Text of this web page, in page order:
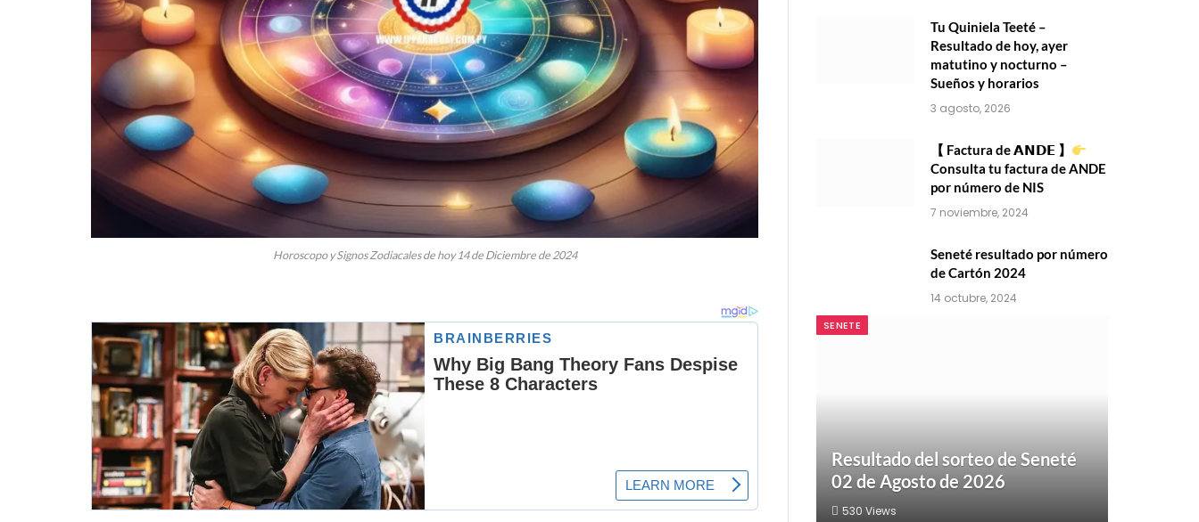
Horoscopo y Signos Zodiacales de hoy 14 de Diciembre de 2024
Tu Quiniela Teeté –
Resultado de hoy, ayer
matutino y nocturno –
Sueños y horarios
3 agosto, 2026
【 Factura de 𝗔𝗡𝗗𝗘 】
Consulta tu factura de ANDE
por número de NIS
7 noviembre, 2024
Seneté resultado por número
de Cartón 2024
14 octubre, 2024
SENETE
Resultado del sorteo de Seneté
02 de Agosto de 2026
530 Views